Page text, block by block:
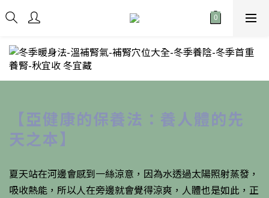
【亞健康的保養法：養人體的先
天之本】
夏天站在河邊會感到一絲涼意，因為水透過太陽照射蒸發，
吸收熱能，所以人在旁邊就會覺得涼爽，人體也是如此，正